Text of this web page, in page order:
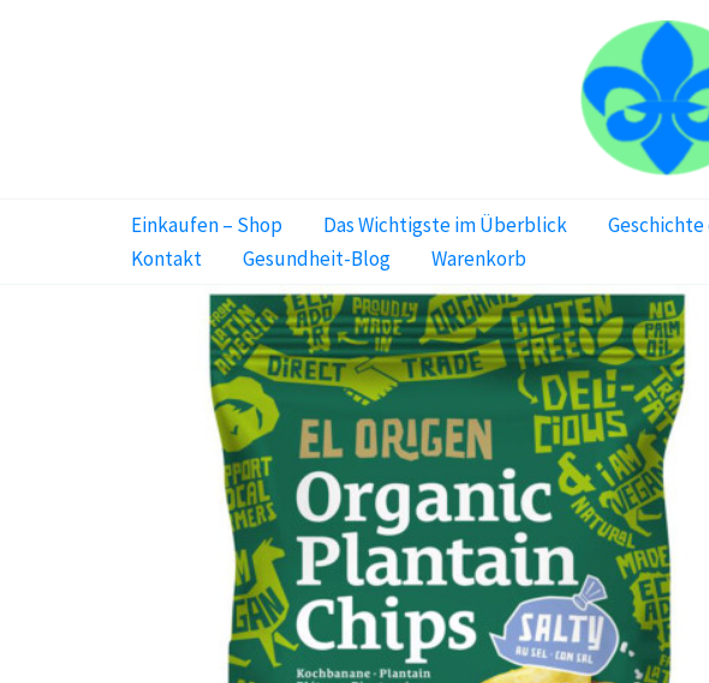
Einkaufen – Shop Das Wichtigste im Überblick
Kontakt
Gesundheit-Blog Warenkorb